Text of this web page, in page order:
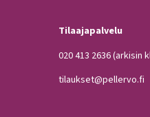
Tilaajapalvelu
020 413 2636(arkisin
tilaukset@pellervo.fi